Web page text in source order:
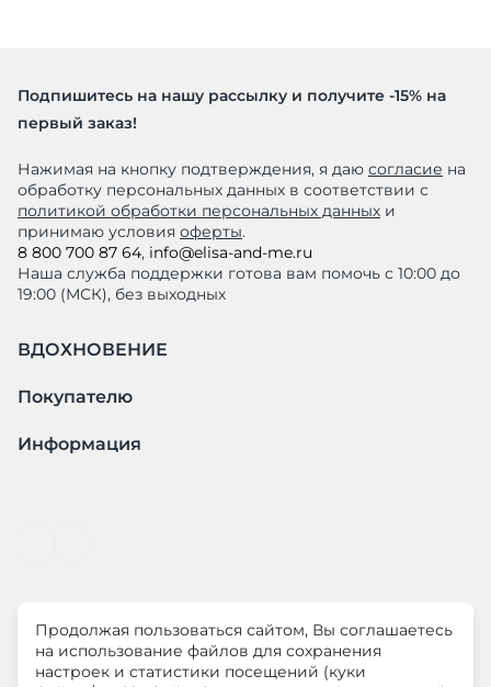
Подпишитесь на нашу рассылку и получите -15% на
первый заказ!
Нажимая на кнопку подтверждения, я даю согласие на
обработку персональных данных в соответствии с
политикой обработки персональных данных и
принимаю условия оферты.
8 800 700 87 64, info@elisa-and-me.ru
Наша служба поддержки готова вам помочь с 10:00 до
19:00 (МСК), без выходных
ВДОХНОВЕНИЕ
Покупателю
Информация
© ООО "ЛиМ Холдинг" 2026
Продолжая пользоваться сайтом, Вы соглашаетесь
на использование файлов для сохранения
настроек и статистики посещений (куки